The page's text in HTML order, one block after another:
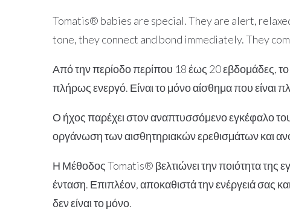
Tomatis® babies are special. They are alert,
tone, they connect and bond immediately. They
Από την περίοδο περίπου 18 έως 20 εβδομάδες,
πλήρως ενεργό. Είναι το μόνο αίσθημα που είναι
Ο ήχος παρέχει στον αναπτυσσόμενο εγκέφαλο
οργάνωση των αισθητηριακών ερεθισμάτων και
Η Μέθοδος Tomatis® βελτιώνει την ποιότητα της
ένταση. Επιπλέον, αποκαθιστά την ενέργειά σας
δεν είναι το μόνο.